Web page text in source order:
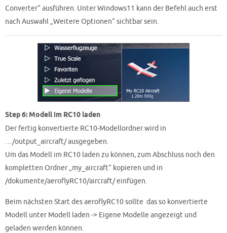
Converter“ ausführen. Unter Windows11 kann der Befehl auch erst
nach Auswahl „Weitere Optionen“ sichtbar sein.
Step 6: Modell im RC10 laden
Der fertig konvertierte RC10-Modellordner wird in
…/output_aircraft/ ausgegeben.
Um das Modell im RC10 laden zu können, zum Abschluss noch den
kompletten Ordner „my_aircraft“ kopieren und in
/dokumente/aeroflyRC10/aircraft/ einfügen.
Beim nächsten Start des aeroflyRC10 sollte das so konvertierte
Modell unter Modell laden -> Eigene Modelle angezeigt und
geladen werden können.